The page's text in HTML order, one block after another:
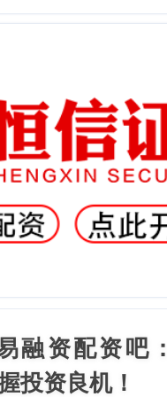
融资配资吧
投资良机！